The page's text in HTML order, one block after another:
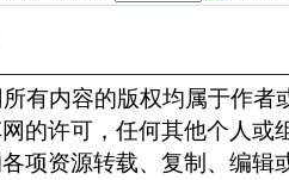
有内容的版权均属于作者
的许可，任何其他个人或
项资源转载、复制、编辑